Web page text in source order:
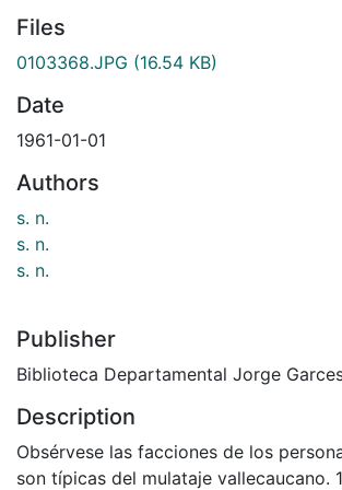
Files
0103368.JPG (16.54 KB)
Date
1961-01-01
Authors
s. n.
s. n.
s. n.
Publisher
Biblioteca Departamental Jorge
Description
Obsérvese las facciones de los
son típicas del mulataje vallecaucano.